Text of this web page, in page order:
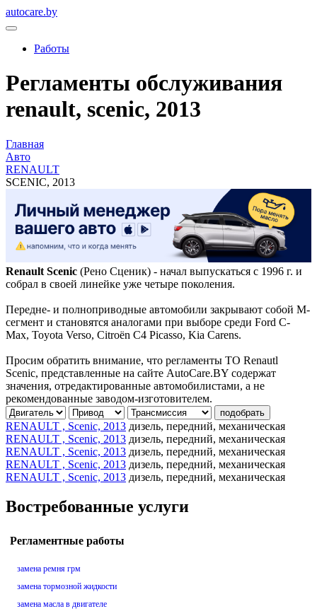
autocare.by
Работы
Регламенты обслуживания
renault, scenic, 2013
Главная
Авто
RENAULT
SCENIC, 2013
Renault Scenic (Рено Сценик) - начал выпускаться с 1996 г. и
собрал в своей линейке уже четыре поколения.
Передне- и полноприводные автомобили закрывают собой М-
сегмент и становятся аналогами при выборе среди Ford C-
Max, Toyota Verso, Citroën C4 Picasso, Kia Carens.
Просим обратить внимание, что регламенты ТО Renautl
Scenic, представленные на сайте AutoCare.BY содержат
значения, отредактированные автомобилистами, а не
рекомендованные заводом-изготовителем.
подобрать
RENAULT , Scenic, 2013 дизель, передний, механическая
RENAULT , Scenic, 2013 дизель, передний, механическая
RENAULT , Scenic, 2013 дизель, передний, механическая
RENAULT , Scenic, 2013 дизель, передний, механическая
RENAULT , Scenic, 2013 дизель, передний, механическая
Востребованные услуги
Регламентные работы
замена ремня грм
замена тормозной жидкости
замена масла в двигателе